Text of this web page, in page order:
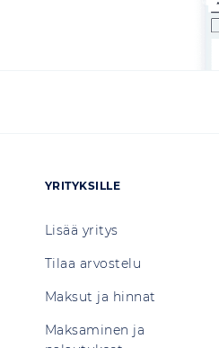
YRITYKSILLE
Lisää yritys
Tilaa arvostelu
Maksut ja hinnat
Maksaminen ja